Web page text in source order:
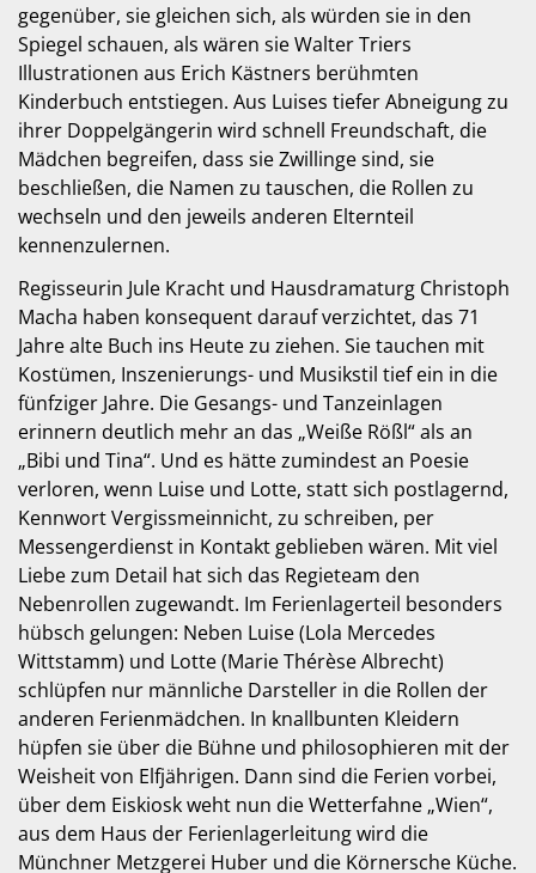
gegenüber, sie gleichen sich, als würden sie in den
Spiegel schauen, als wären sie Walter Triers
Illustrationen aus Erich Kästners berühmten
Kinderbuch entstiegen. Aus Luises tiefer Abneigung zu
ihrer Doppelgängerin wird schnell Freundschaft, die
Mädchen begreifen, dass sie Zwillinge sind, sie
beschließen, die Namen zu tauschen, die Rollen zu
wechseln und den jeweils anderen Elternteil
kennenzulernen.
Regisseurin Jule Kracht und Hausdramaturg Christoph
Macha haben konsequent darauf verzichtet, das 71
Jahre alte Buch ins Heute zu ziehen. Sie tauchen mit
Kostümen, Inszenierungs- und Musikstil tief ein in die
fünfziger Jahre. Die Gesangs- und Tanzeinlagen
erinnern deutlich mehr an das „Weiße Rößl“ als an
„Bibi und Tina“. Und es hätte zumindest an Poesie
verloren, wenn Luise und Lotte, statt sich postlagernd,
Kennwort Vergissmeinnicht, zu schreiben, per
Messengerdienst in Kontakt geblieben wären. Mit viel
Liebe zum Detail hat sich das Regieteam den
Nebenrollen zugewandt. Im Ferienlagerteil besonders
hübsch gelungen: Neben Luise (Lola Mercedes
Wittstamm) und Lotte (Marie Thérèse Albrecht)
schlüpfen nur männliche Darsteller in die Rollen der
anderen Ferienmädchen. In knallbunten Kleidern
hüpfen sie über die Bühne und philosophieren mit der
Weisheit von Elfjährigen. Dann sind die Ferien vorbei,
über dem Eiskiosk weht nun die Wetterfahne „Wien“,
aus dem Haus der Ferienlagerleitung wird die
Münchner Metzgerei Huber und die Körnersche Küche.